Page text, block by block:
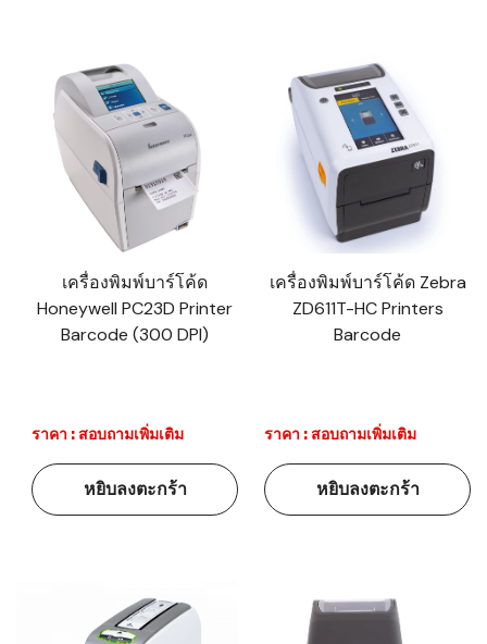
เครื่องพิมพ์บาร์โค้ด
Honeywell PC23D Printer
Barcode (300 DPI)
ราคา : สอบถามเพิ่มเติม
หยิบลงตะกร้า
เครื่องพิมพ์บาร์โค้ด Zebra
ZD611T-HC Printers
Barcode
ราคา : สอบถามเพิ่มเติม
หยิบลงตะกร้า